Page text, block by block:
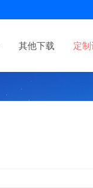
其他下载 定